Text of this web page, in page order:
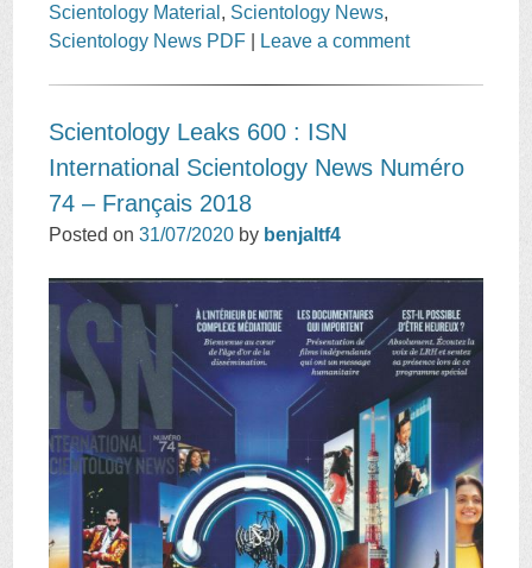
Scientology Material , Scientology News,
Scientology News PDF
Leave a comment
Scientology Leaks 600 : ISN
International Scientology News Numéro
74 – Français 2018
Posted on31/07/2020 by benjaltf4